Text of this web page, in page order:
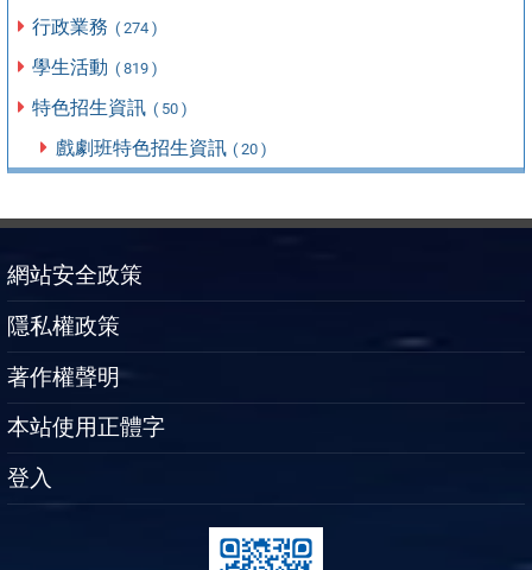
行政業務 ( 274 )
學生活動 ( 819 )
特色招生資訊 ( 50 )
戲劇班特色招生資訊 ( 20 )
網站安全政策
隱私權政策
著作權聲明
本站使用正體字
登入